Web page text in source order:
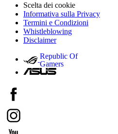
Scelta dei cookie
Informativa sulla Privacy
Termini e Condizioni
Whistleblowing
Disclaimer
Republic Of
Gamers